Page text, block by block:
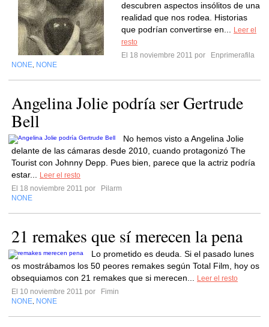
descubren aspectos insólitos de una
realidad que nos rodea. Historias
que podrían convertirse en...
Leer el
resto
El 18 noviembre 2011 por
Enprimerafila
NONE NONE
Angelina Jolie podría ser Gertrude
Bell
No hemos visto a Angelina Jolie
delante de las cámaras desde 2010, cuando protagonizó The
Tourist con Johnny Depp. Pues bien, parece que la actriz podría
estar...
Leer el resto
El 18 noviembre 2011 por
Pilarm
NONE
21 remakes que sí merecen la pena
Lo prometido es deuda. Si el pasado lunes
os mostrábamos los 50 peores remakes según Total Film, hoy os
obsequiamos con 21 remakes que si merecen...
Leer el resto
El 10 noviembre 2011 por
Fimin
NONE NONE